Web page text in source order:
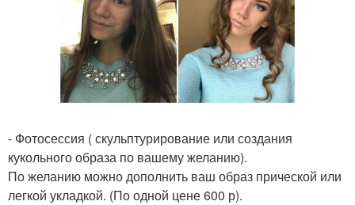
- Фотосессия ( скульптурирование или создания
кукольного образа по вашему желанию).
По желанию можно дополнить ваш образ прической или
легкой укладкой. (По одной цене 600 р).